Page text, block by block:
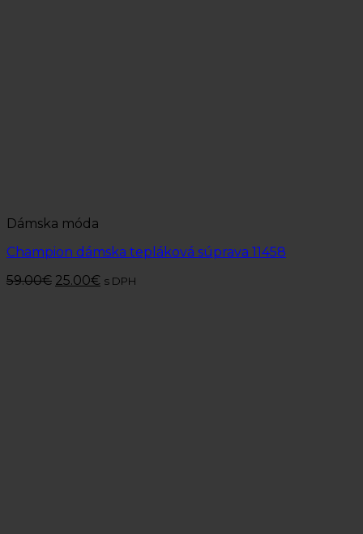
Dámska móda
Champion dámska tepláková súprava 11458
59.00€ 25.00€ s DPH